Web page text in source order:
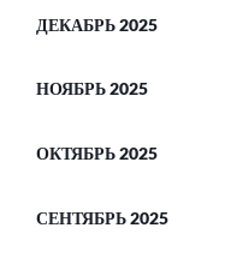
ДЕКАБРЬ 2025
НОЯБРЬ 2025
ОКТЯБРЬ 2025
СЕНТЯБРЬ 2025